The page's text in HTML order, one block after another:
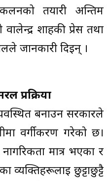
तयारी अन्तिम
वालेन्द्र शाहकी प्रेस तथा
जानकारी दिइन् ।
प्रक्रिया
बनाउन सरकारले
वर्गीकरण गरेको छ।
नागरिकता मात्र भएका र
व्यक्तिहरूलाई छुट्टाछुट्टै